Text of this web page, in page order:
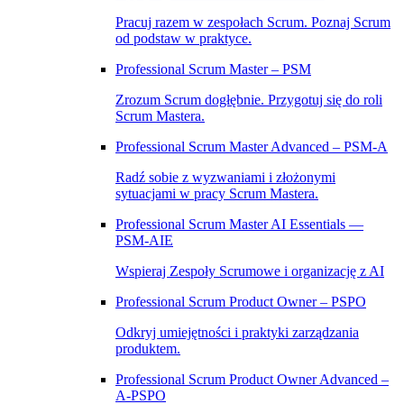
Pracuj razem w zespołach Scrum. Poznaj Scrum
od podstaw w praktyce.
Professional Scrum Master – PSM
Zrozum Scrum dogłębnie. Przygotuj się do roli
Scrum Mastera.
Professional Scrum Master Advanced – PSM‑A
Radź sobie z wyzwaniami i złożonymi
sytuacjami w pracy Scrum Mastera.
Professional Scrum Master AI Essentials —
PSM-AIE
Wspieraj Zespoły Scrumowe i organizację z AI
Professional Scrum Product Owner – PSPO
Odkryj umiejętności i praktyki zarządzania
produktem.
Professional Scrum Product Owner Advanced –
A‑PSPO